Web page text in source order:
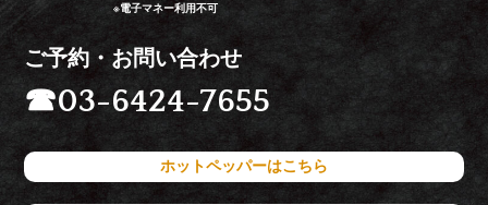
※電子マネー利用不可
ご予約・お問い合わせ
☎03-6424-7655
ホットペッパーはこちら